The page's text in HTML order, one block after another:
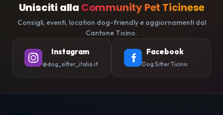
Unisciti alla Community Pet Ticinese
Consigli, eventi, location dog-friendly e aggiornamenti dal
Cantone Ticino.
Instagram
@dog_sitter_italia.it
Facebook
Dog Sitter Ticino